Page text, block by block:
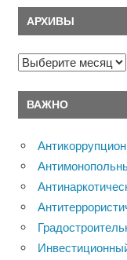
АРХИВЫ
Архивы
ВАЖНО